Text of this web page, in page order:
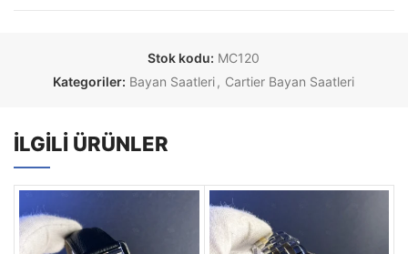
Stok kodu: MC120
Kategoriler: Bayan Saatleri, Cartier Bayan Saatleri
İLGILI ÜRÜNLER